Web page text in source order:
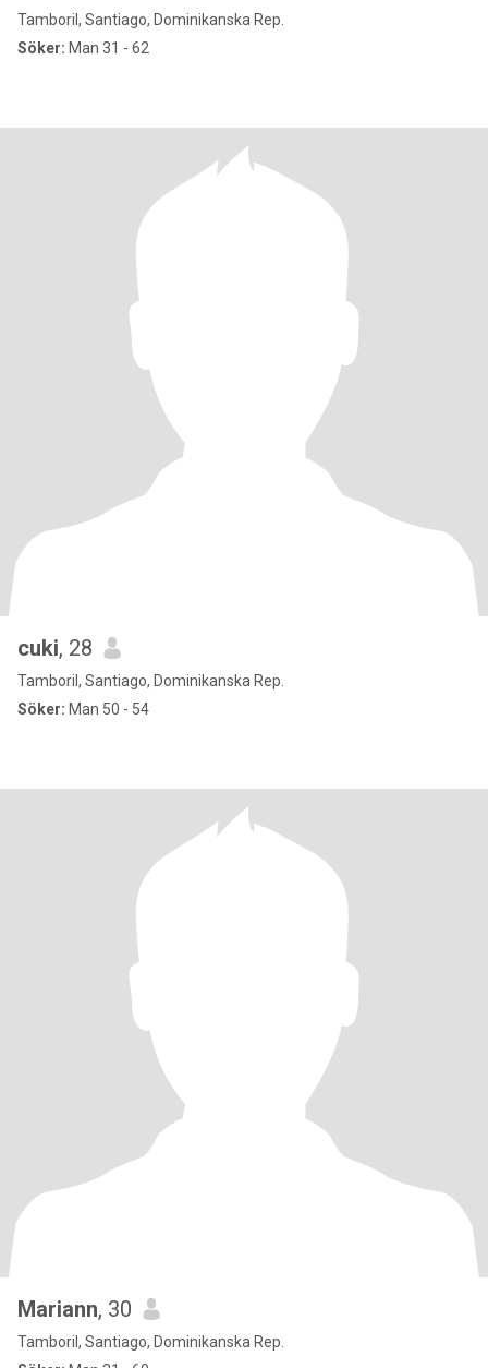
Tamboril, Santiago, Dominikanska Rep.
Söker: Man 31 - 62
cuki, 28
Tamboril, Santiago, Dominikanska Rep.
Söker: Man 50 - 54
Mariann, 30
Tamboril, Santiago, Dominikanska Rep.